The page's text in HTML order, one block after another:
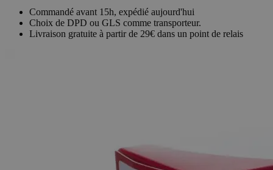
Commandé avant 15h, expédié aujourd'hui
Choix de DPD ou GLS comme transporteur.
Livraison gratuite à partir de 29€ dans un point de relais